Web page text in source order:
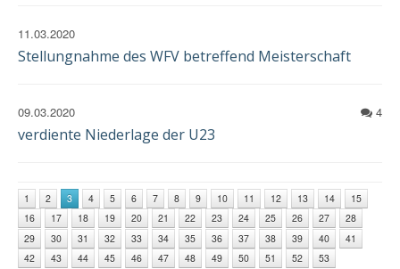
11.03.2020
Stellungnahme des WFV betreffend Meisterschaft
4
09.03.2020
verdiente Niederlage der U23
1 2 3 4 5 6 7 8 9 10 11 12 13 14
15
16
17 18 19 20 21 22 23 24 25 26 27
28
29
30 31 32 33 34 35 36 37 38 39 40
41
42
43 44 45 46 47 48 49 50 51 52 53